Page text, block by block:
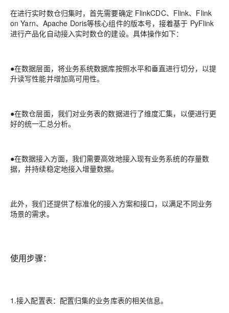
在进行实时数仓归集时，首先需要确定 FlinkCDC、Flink、Flink
on Yarn、Apache Doris等核心组件的版本号，接着基于 PyFlink
进行产品化自动接入实时数仓的建设。具体操作如下：
●在数据层面，将业务系统数据库按照水平和垂直进行切分，以提
升读写性能并增加高可用性。
●在数仓层面，我们对业务表的数据进行了维度汇集，以便进行更
好的统一汇总分析。
●在数据接入方面，我们需要高效地接入现有业务系统的存量数
据，并持续稳定地接入增量数据。
此外，我们还提供了标准化的接入方案和接口，以满足不同业务
场景的需求。
使用步骤：
1.接入配置表：配置归集的业务库表的相关信息。